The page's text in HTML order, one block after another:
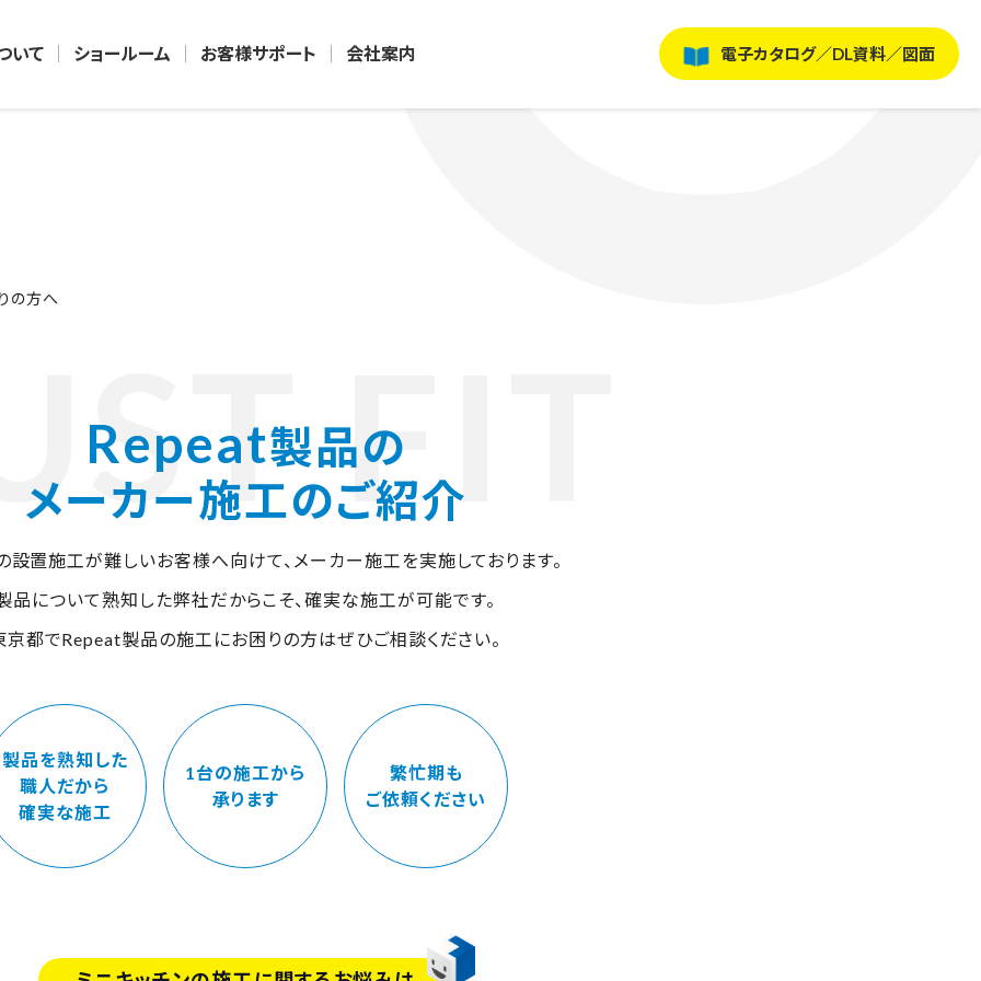
いて ショールーム お客様サポート 会社案内 電子カタログ／DL資料／図面
の方へ
Repeat製品の
メーカー施工のご紹介
FIT
設置施工が難しいお客様へ向けて、メーカー施工を実施しております。
品について熟知した弊社だからこそ、確実な施工が可能です。
京都でRepeat製品の施工にお困りの方はぜひご相談ください。
製品を熟知した
職人だから
確実な施工
1台の施工から
承ります
繁忙期も
ご依頼ください